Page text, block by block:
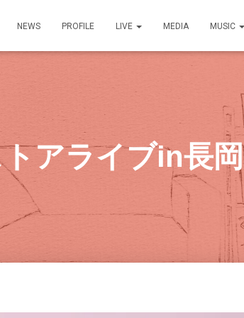
NEWS PROFILE LIVE MEDIA MUSIC
アライブin長岡